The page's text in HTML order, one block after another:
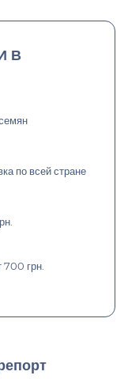
В
по всей стране
700 грн.